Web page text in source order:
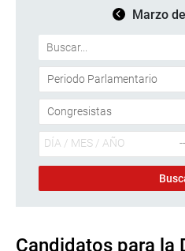
Marzo
Candidatos para la